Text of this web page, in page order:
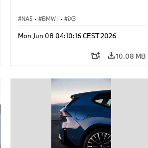
NA5 · BMW i · iX3
Mon Jun 08 04:10:16 CEST 2026
10.08 MB